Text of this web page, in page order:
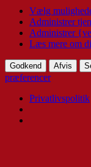
Vælg
Administrer
Administrer
Læs mere om
Godkend Afvis
præferencer
Privatlivspolitik